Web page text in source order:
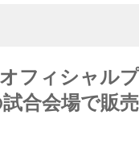
フィシャル
合会場で販売